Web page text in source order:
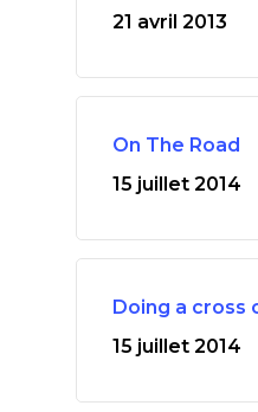
21 avril 2013
On The Road
15 juillet 2014
Doing a cross
15 juillet 2014